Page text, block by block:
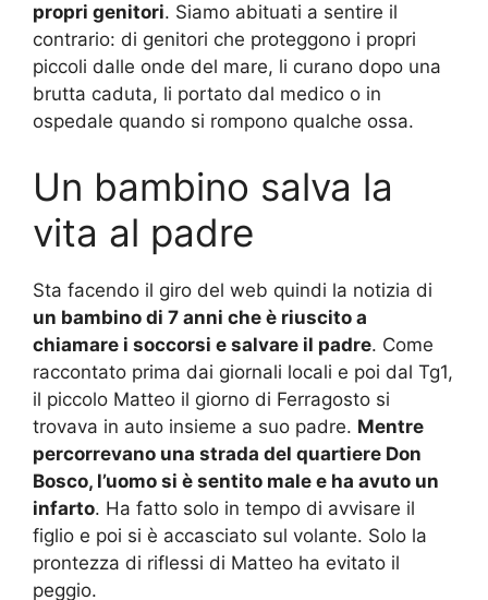
propri genitori. Siamo abituati a sentire il
contrario: di genitori che proteggono i propri
piccoli dalle onde del mare, li curano dopo una
brutta caduta, li portato dal medico o in
ospedale quando si rompono qualche ossa.
Un bambino salva la
vita al padre
Sta facendo il giro del web quindi la notizia di
un bambino di 7 anni che è riuscito a
chiamare i soccorsi e salvare il padre. Come
raccontato prima dai giornali locali e poi dal Tg1,
il piccolo Matteo il giorno di Ferragosto si
trovava in auto insieme a suo padre. Mentre
percorrevano una strada del quartiere Don
Bosco, l’uomo si è sentito male e ha avuto un
infarto. Ha fatto solo in tempo di avvisare il
figlio e poi si è accasciato sul volante. Solo la
prontezza di riflessi di Matteo ha evitato il
peggio.